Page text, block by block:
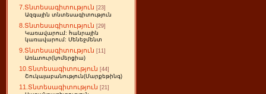
7.Տնտեսագիտություն [23]
Ազգային տնտեսագիտություն
8.Տնտեսագիտություն [29]
Կառավարում: հանրային
կառավարում: Մենեջմենտ
9.Տնտեսագիտություն [11]
Առևտուր(կոմերցիա)
10.Տնտեսագիտություն [44]
Շուկայաբանություն(Մարքեթինգ)
11.Տնտեսագիտություն [21]